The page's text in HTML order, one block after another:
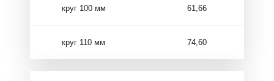
круг 100 мм 61,66
круг 110 мм 74,60